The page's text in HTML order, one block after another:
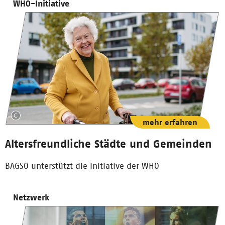
WHO-Initiative
Altersfreundliche Städte und Gemeinden
BAGSO unterstützt die Initiative der WHO
mehr erfahren
Netzwerk